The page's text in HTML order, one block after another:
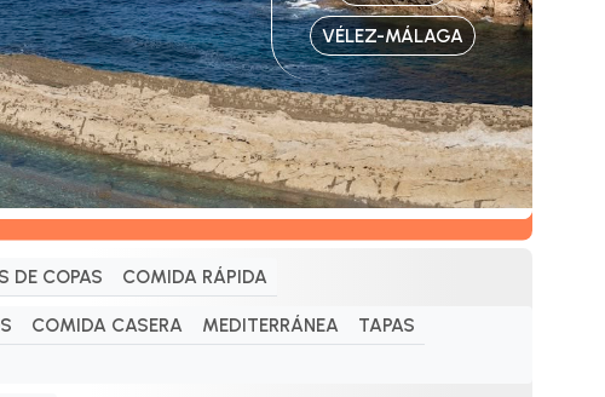
VÉLEZ-MÁLAGA
DE COPAS COMIDA RÁPIDA
COMIDA CASERA MEDITERRÁNEA
TAPAS